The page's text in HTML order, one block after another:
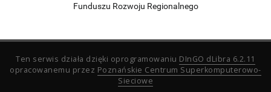
Funduszu Rozwoju Regionalnego
Ten serwis działa dzięki oprogramowaniu DInGO dLibra 6.2.11
opracowanemu przez Poznańskie Centrum Superkomputerowo-
Sieciowe